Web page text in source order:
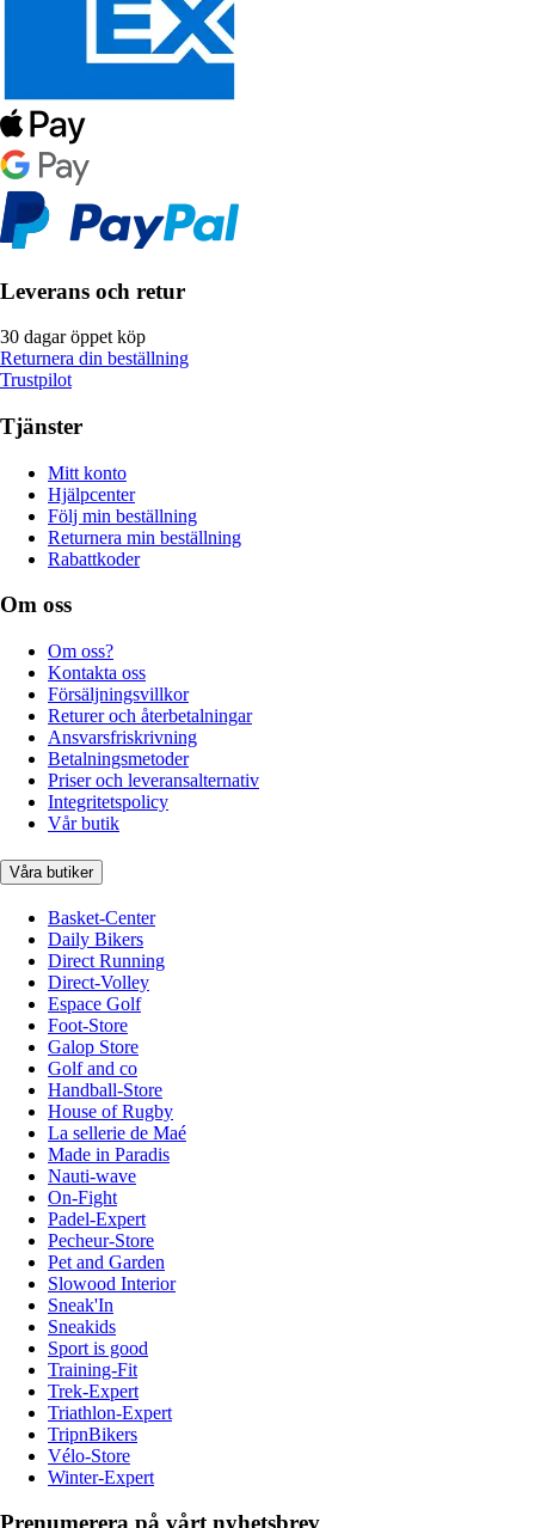
Leverans och retur
30 dagar öppet köp
Returnera din beställning
Trustpilot
Tjänster
Mitt konto
Hjälpcenter
Följ min beställning
Returnera min beställning
Rabattkoder
Om oss
Om oss?
Kontakta oss
Försäljningsvillkor
Returer och återbetalningar
Ansvarsfriskrivning
Betalningsmetoder
Priser och leveransalternativ
Integritetspolicy
Vår butik
Våra butiker
Basket-Center
Daily Bikers
Direct Running
Direct-Volley
Espace Golf
Foot-Store
Galop Store
Golf and co
Handball-Store
House of Rugby
La sellerie de Maé
Made in Paradis
Nauti-wave
On-Fight
Padel-Expert
Pecheur-Store
Pet and Garden
Slowood Interior
Sneak'In
Sneakids
Sport is good
Training-Fit
Trek-Expert
Triathlon-Expert
TripnBikers
Vélo-Store
Winter-Expert
Prenumerera på vårt nyhetsbrev